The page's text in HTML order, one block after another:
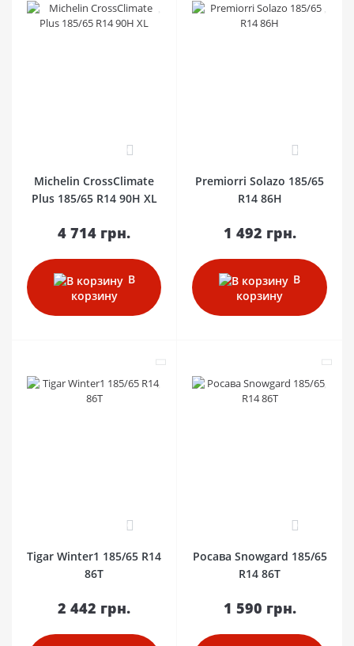
Michelin CrossClimate
Plus 185/65 R14 90H XL
4 714 грн.
В
корзину
Premiorri Solazo 185/65
R14 86H
1 492 грн.
В
корзину
Tigar Winter1 185/65 R14
86T
2 442 грн.
Росава Snowgard 185/65
R14 86T
1 590 грн.